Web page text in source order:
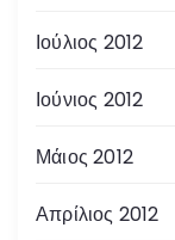
Ιούλιος 2012
Ιούνιος 2012
Μάιος 2012
Απρίλιος 2012